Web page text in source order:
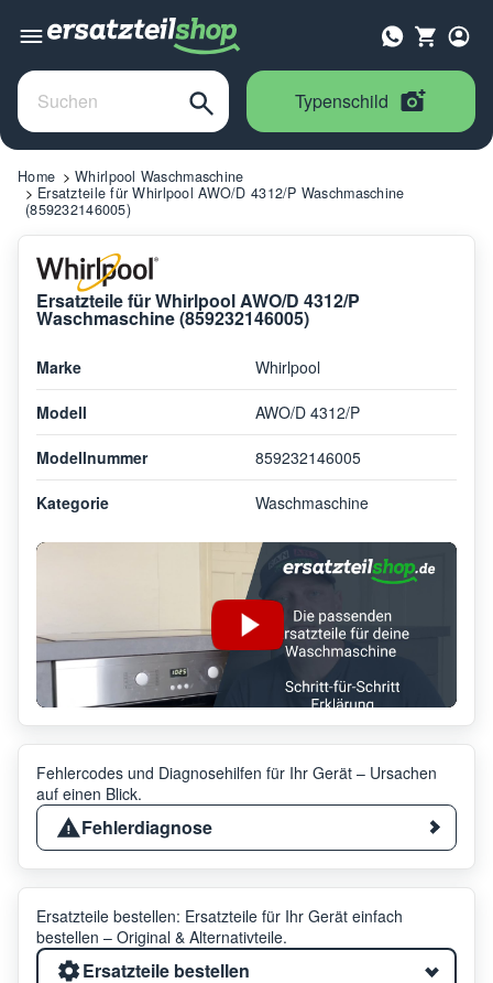
Typenschild
Home
Whirlpool Waschmaschine
Ersatzteile für Whirlpool AWO/D 4312/P Waschmaschine
(859232146005)
Ersatzteile für Whirlpool AWO/D 4312/P
Waschmaschine (859232146005)
Marke Whirlpool
Modell AWO/D 4312/P
Modellnummer 859232146005
Kategorie Waschmaschine
Fehlercodes und Diagnosehilfen für Ihr Gerät – Ursachen
auf einen Blick.
Fehlerdiagnose
Ersatzteile bestellen: Ersatzteile für Ihr Gerät einfach
bestellen – Original & Alternativteile.
Ersatzteile bestellen